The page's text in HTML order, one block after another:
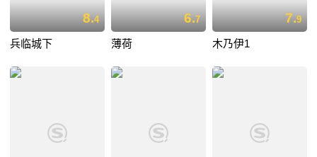
8.4
兵临城下
6.7
薄荷
7.9
木乃伊1